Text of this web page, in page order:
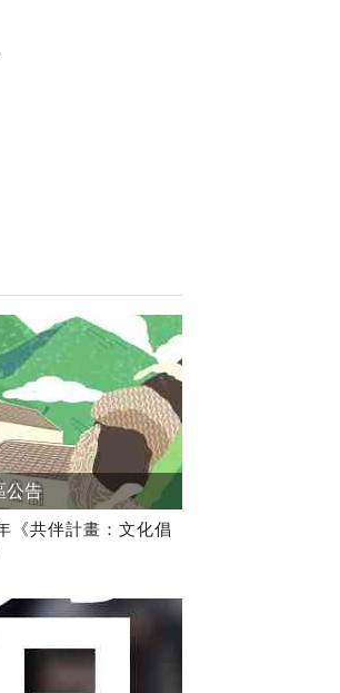
公告
《共伴計畫：文化倡